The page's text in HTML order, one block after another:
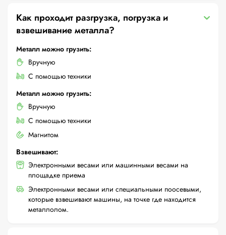
Как проходит разгрузка, погрузка и
взвешивание металла?
Металл можно грузить:
Вручную
С помощью техники
Металл можно грузить:
Вручную
С помощью техники
Магнитом
Взвешивают:
Электронными весами или машинными весами на
площадке приема
Электронными весами или специальными поосевыми,
которые взвешивают машины, на точке где находится
металлолом.